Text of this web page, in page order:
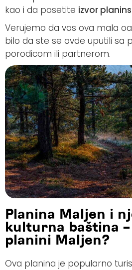
kao i da posetite izvor
Verujemo da vas ova mala
bilo da ste se ovde uputili sa
porodicom ili partnerom.
Planina Maljen i
kulturna baština
planini Maljen?
Ova planina je popularno